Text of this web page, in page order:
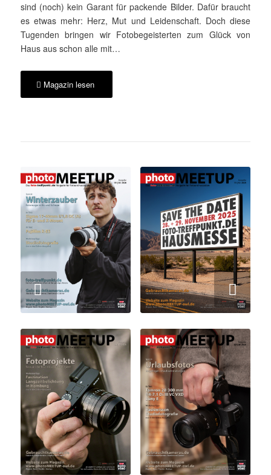
sind (noch) kein Garant für packende Bilder. Dafür braucht
es etwas mehr: Herz, Mut und Leidenschaft. Doch diese
Tugenden bringen wir Fotobegeisterten zum Glück von
Haus aus schon alle mit…
Magazin lesen